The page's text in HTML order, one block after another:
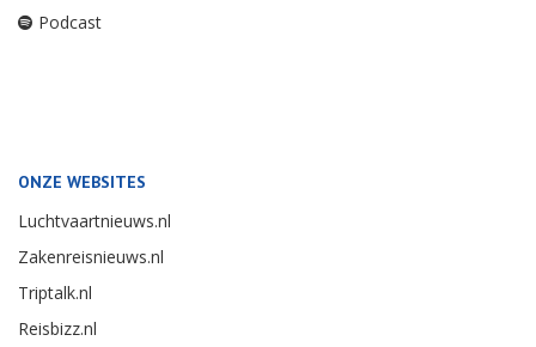
Podcast
ONZE WEBSITES
Luchtvaartnieuws.nl
Zakenreisnieuws.nl
Triptalk.nl
Reisbizz.nl